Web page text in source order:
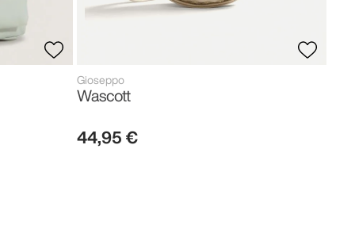
Gioseppo
Wascott
44,95 €